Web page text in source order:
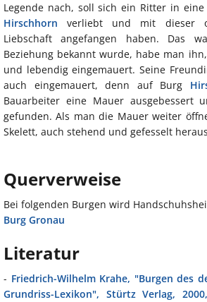
Legende nach, soll sich ein Ritter in
Hirschhorn verliebt und mit dieser
Liebschaft angefangen haben. Das
Beziehung bekannt wurde, habe man
und lebendig eingemauert. Seine
auch eingemauert, denn auf Burg
Bauarbeiter eine Mauer ausgebessert
gefunden. Als man die Mauer weiter
Skelett, auch stehend und gefesselt
Querverweise
Bei folgenden Burgen wird
Burg Gronau
Literatur
- Friedrich-Wilhelm Krahe, "Burgen des
Grundriss-Lexikon", Stürtz Verlag,